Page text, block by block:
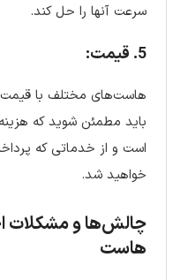
سرعت آنها را حل کند.
5. قیمت:
هاست‌های مختلف با
باید مطمئن شوید که
است و از خدماتی که
خواهید شد.
چالش‌ها و مشکلات
هاست